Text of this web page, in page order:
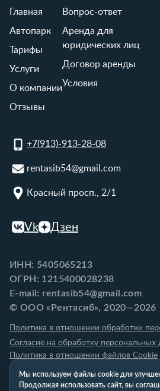
Главная
Автопарк
Тарифы
Услуги
О компании
Отзывы
Вопрос-ответ
Аренда для
юридических лиц
Договор аренды
Условия
+7(913)-913-28-08
rentasib54@gmail.com
Красный просп., 2/1
Vk Дзен
ИНН: 5405065213
ОГРН: 1215400028238
E-mail: rentasib54@gmail.com
© ООО «Рентасиб», 2020—2026
Политика в отношении обработки
Согласие на обработку персональных
Политика в отношении файлов Cookie
Мы используем файлы cookie для
Продолжая использовать сайт, вы